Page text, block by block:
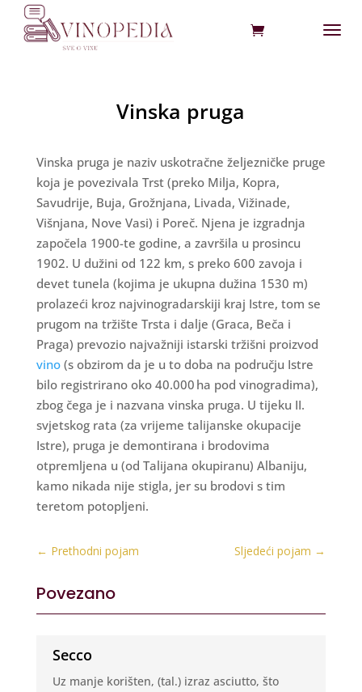
Vinska pruga
Vinska pruga je naziv uskotračne željezničke pruge
koja je povezivala Trst (preko Milja, Kopra,
Savudrije, Buja, Grožnjana, Livada, Vižinade,
Višnjana, Nove Vasi) i Poreč. Njena je izgradnja
započela 1900-te godine, a završila u prosincu
1902. U dužini od 122 km, s preko 600 zavoja i
devet tunela (kojima je ukupna dužina 1530 m)
prolazeći kroz najvinogradarskiji kraj Istre, tom se
prugom na tržište Trsta i dalje (Graca, Beča i
Praga) prevozio najvažniji istarski tržišni proizvod
vino(s obzirom da je u to doba na području Istre
bilo registrirano oko 40.000 ha pod vinogradima),
zbog čega je i nazvana vinska pruga. U tijeku II.
svjetskog rata (za vrijeme talijanske okupacije
Istre), pruga je demontirana i brodovima
otpremljena u (od Talijana okupiranu) Albaniju,
kamo nikada nije stigla, jer su brodovi s tim
teretom potopljeni.
← Prethodni pojam Sljedeći pojam →
Povezano
Secco
Uz manje korišten, (tal.) izraz asciutto, što